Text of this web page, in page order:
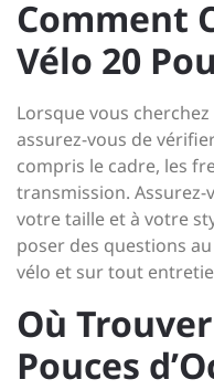
Comment
Vélo 20
Lorsque vous cherchez
assurez-vous de
compris le cadre, les
transmission. Assurez-
votre taille et à votre
poser des questions
vélo et sur tout
Où
Pouces